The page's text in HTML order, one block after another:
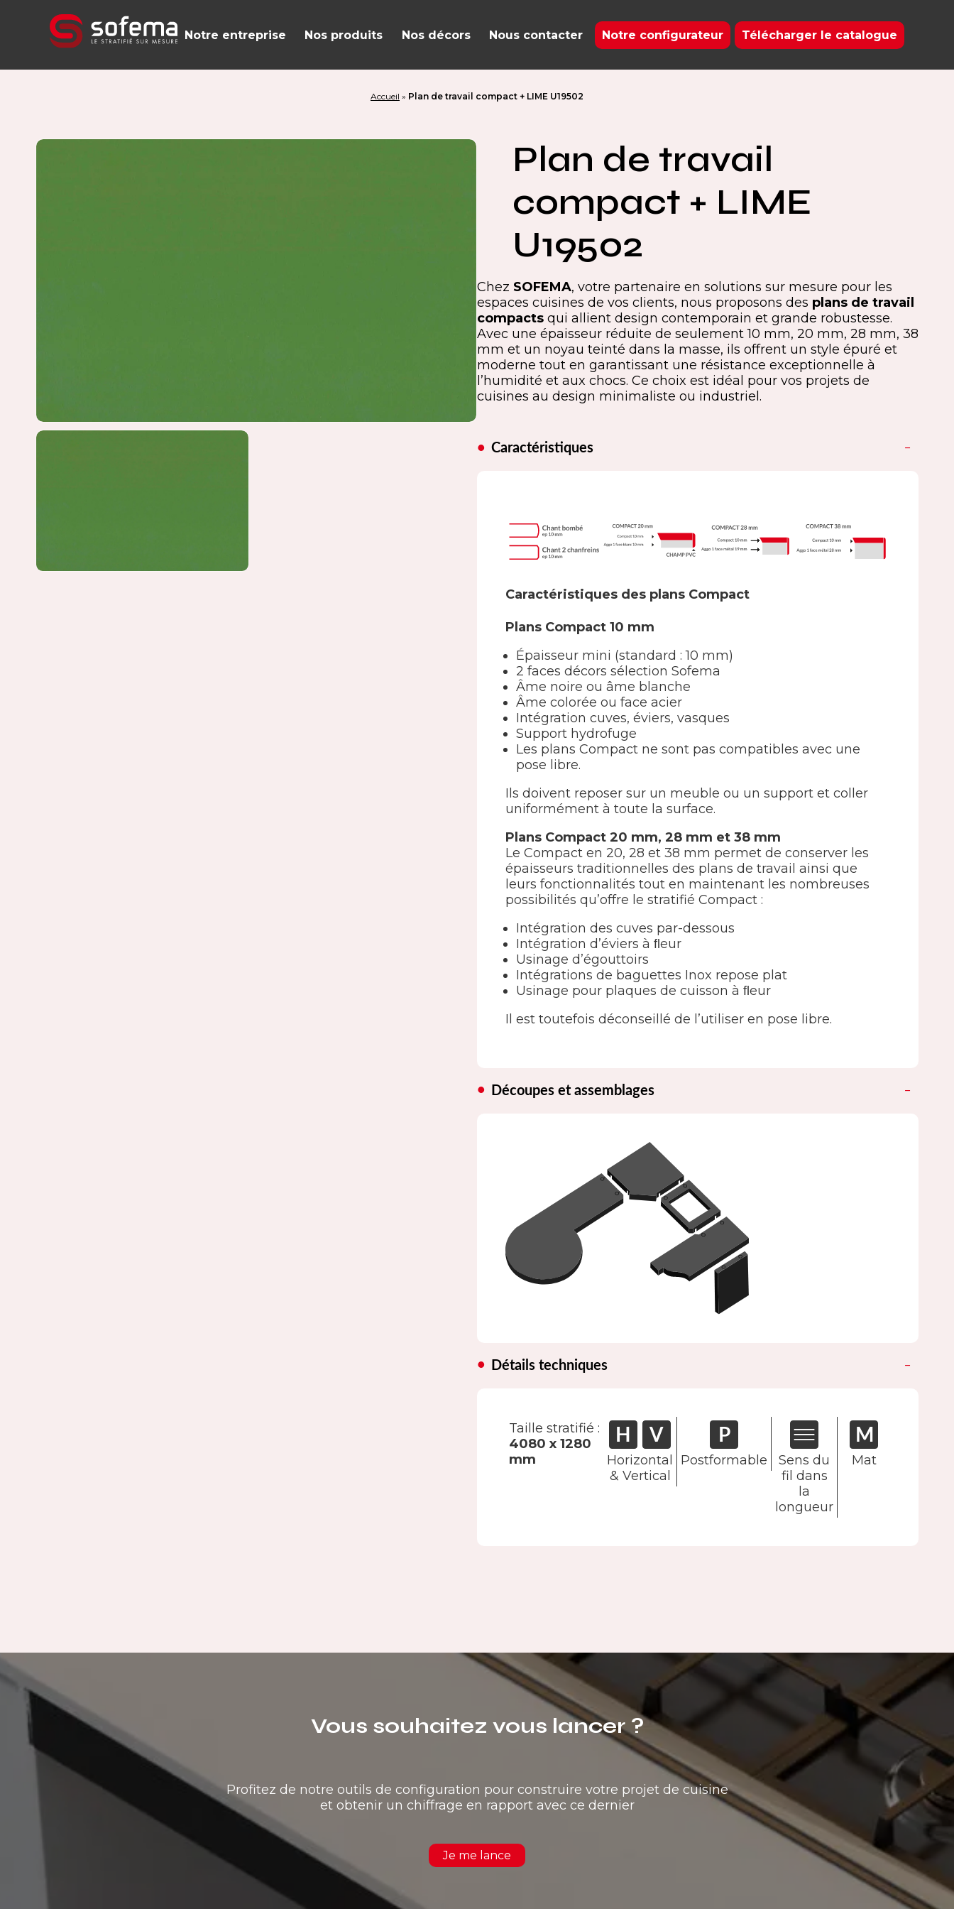
Notre entreprise Nos produits Nos décors Nous contacter Notre configurateur Télécharger le catalogue
Accueil » Plan de travail compact + LIME U19502
Plan de travail
compact + LIME
U19502
Chez SOFEMA, votre partenaire en solutions sur mesure pour les
espaces cuisines de vos clients, nous proposons des plans de travail
compacts qui allient design contemporain et grande robustesse.
Avec une épaisseur réduite de seulement 10 mm, 20 mm, 28 mm, 38
mm et un noyau teinté dans la masse, ils offrent un style épuré et
moderne tout en garantissant une résistance exceptionnelle à
l’humidité et aux chocs. Ce choix est idéal pour vos projets de
cuisines au design minimaliste ou industriel.
Caractéristiques
Caractéristiques des plans Compact
Plans Compact 10 mm
Épaisseur mini (standard : 10 mm)
2 faces décors sélection Sofema
Âme noire ou âme blanche
Âme colorée ou face acier
Intégration cuves, éviers, vasques
Support hydrofuge
Les plans Compact ne sont pas compatibles avec une
pose libre.
Ils doivent reposer sur un meuble ou un support et coller
uniformément à toute la surface.
Plans Compact 20 mm, 28 mm et 38 mm
Le Compact en 20, 28 et 38 mm permet de conserver les
épaisseurs traditionnelles des plans de travail ainsi que
leurs fonctionnalités tout en maintenant les nombreuses
possibilités qu’offre le stratifié Compact :
Intégration des cuves par-dessous
Intégration d’éviers à ﬂeur
Usinage d’égouttoirs
Intégrations de baguettes Inox repose plat
Usinage pour plaques de cuisson à ﬂeur
Il est toutefois déconseillé de l’utiliser en pose libre.
Découpes et assemblages
Détails techniques
Taille stratifié :
4080 x 1280
mm
Horizontal
& Vertical
Postformable
Sens du
fil dans
la
longueur
Mat
Vous souhaitez vous lancer ?
Profitez de notre outils de configuration pour construire votre projet de cuisine
et obtenir un chiffrage en rapport avec ce dernier
Je me lance